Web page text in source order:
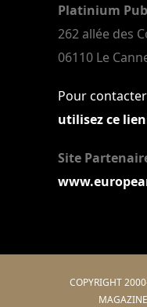
Platinium
262 allée des
06110 Le
Pour
utilisez ce
Site
COPYRIGHT